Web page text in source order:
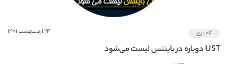
#خبری ۲۴ اردیبهشت ۱۴۰۱
UST دوباره در بایننس لیست می‌شود